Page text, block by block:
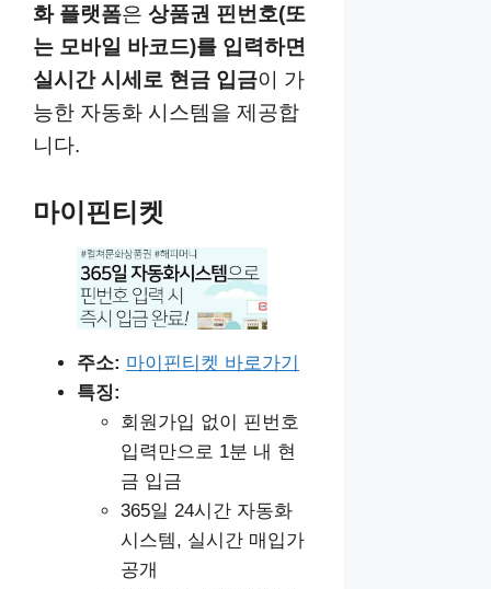
화 플랫폼은 상품권 핀번호(또
는 모바일 바코드)를 입력하면
실시간 시세로 현금 입금이 가
능한 자동화 시스템을 제공합
니다.
마이핀티켓
주소: 마이핀티켓 바로가기
특징:
회원가입 없이 핀번호
입력만으로 1분 내 현
금 입금
365일 24시간 자동화
시스템, 실시간 매입가
공개